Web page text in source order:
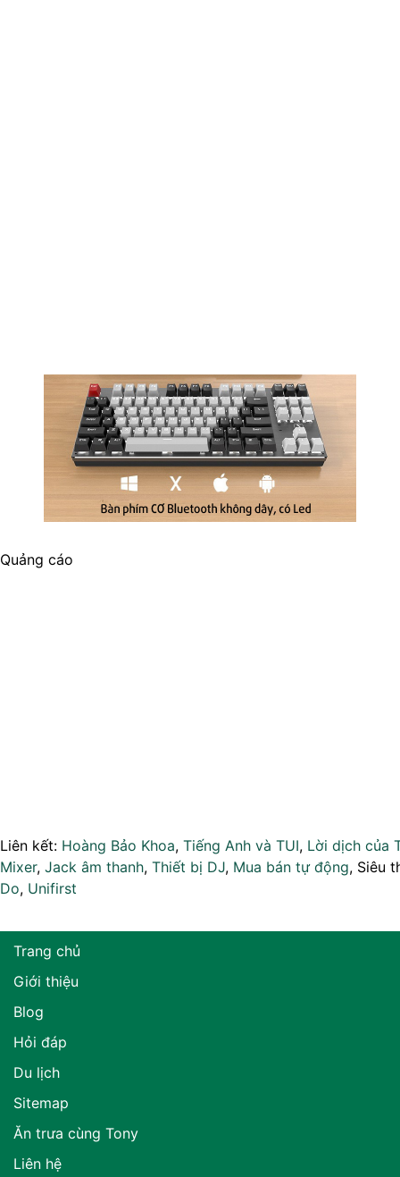
Quảng cáo
Liên kết: Hoàng Bảo Khoa, Tiếng Anh và TUI, Lời dịch của
Mixer, Jack âm thanh, Thiết bị DJ, Mua bán tự động, Siêu
Do, Unifirst
Trang chủ
Giới thiệu
Blog
Hỏi đáp
Du lịch
Sitemap
Ăn trưa cùng Tony
Liên hệ